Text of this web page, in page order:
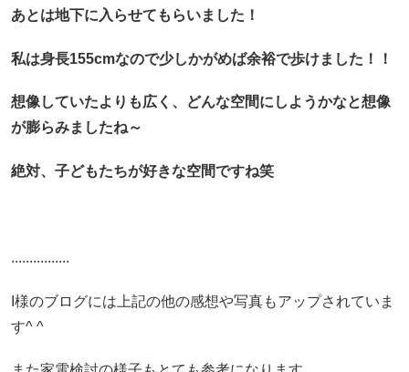
あとは地下に入らせてもらいました！
私は身長155cmなので少しかがめば余裕で歩けました！！
想像していたよりも広く、どんな空間にしようかなと想像
が膨らみましたね～
絶対、子どもたちが好きな空間ですね笑
................
I様のブログには上記の他の感想や写真もアップされていま
す^ ^